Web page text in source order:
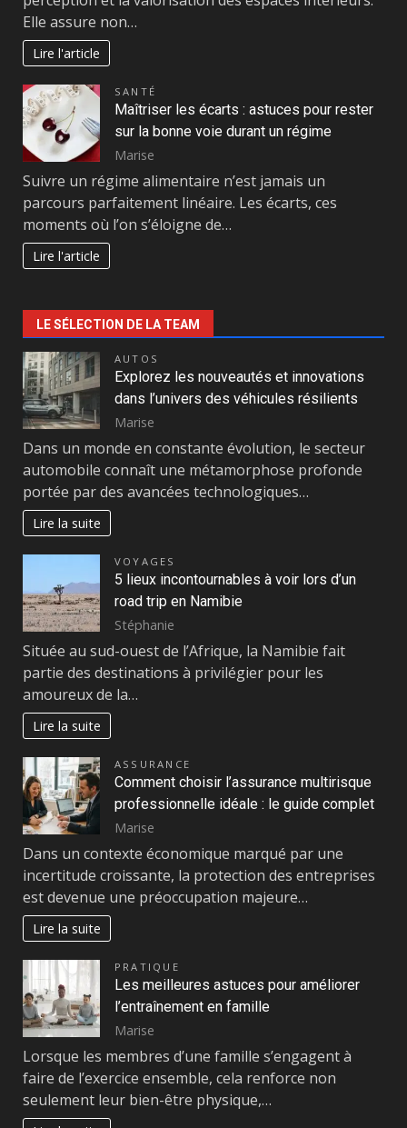
Elle assure non…
Lire l'article
SANTÉ
Maîtriser les écarts : astuces pour rester
sur la bonne voie durant un régime
Marise
Suivre un régime alimentaire n’est jamais un
parcours parfaitement linéaire. Les écarts, ces
moments où l’on s’éloigne de…
Lire l'article
LE SÉLECTION DE LA TEAM
AUTOS
Explorez les nouveautés et innovations
dans l’univers des véhicules résilients
Marise
Dans un monde en constante évolution, le secteur
automobile connaît une métamorphose profonde
portée par des avancées technologiques…
Lire la suite
VOYAGES
5 lieux incontournables à voir lors d’un
road trip en Namibie
Stéphanie
Située au sud-ouest de l’Afrique, la Namibie fait
partie des destinations à privilégier pour les
amoureux de la…
Lire la suite
ASSURANCE
Comment choisir l’assurance multirisque
professionnelle idéale : le guide complet
Marise
Dans un contexte économique marqué par une
incertitude croissante, la protection des entreprises
est devenue une préoccupation majeure…
Lire la suite
PRATIQUE
Les meilleures astuces pour améliorer
l’entraînement en famille
Marise
Lorsque les membres d’une famille s’engagent à
faire de l’exercice ensemble, cela renforce non
seulement leur bien-être physique,…